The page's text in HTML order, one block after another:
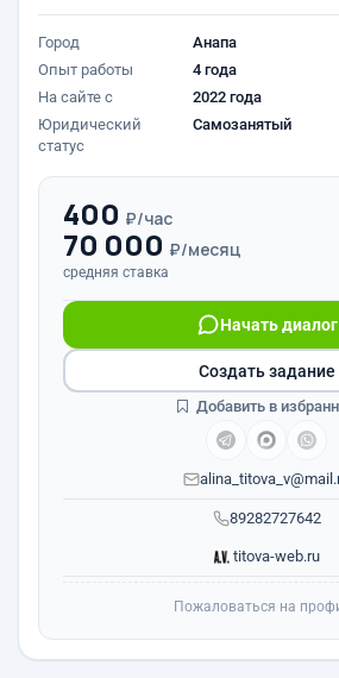
Город
Анапа
Опыт работы
4 года
На сайте с
2022 года
Юридический
статус
Самозанятый
400 ₽/час
70 000 ₽/месяц
средняя ставка
89282727642
Начать диалог
titova-web.ru
Создать задание
Добавить в
Пожаловаться на